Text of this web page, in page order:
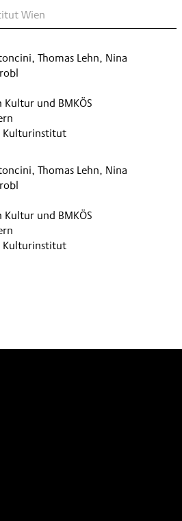
Wien
Thomas Lehn, Nina
und BMKÖS
Kulturinstitut
Thomas Lehn, Nina
und BMKÖS
Kulturinstitut